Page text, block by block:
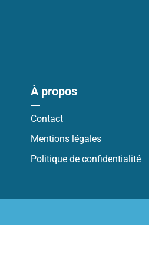
À propos
Contact
Mentions légales
Politique de confidentialité